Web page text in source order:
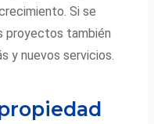
Si se
proyectos también
y nuevos servicios.